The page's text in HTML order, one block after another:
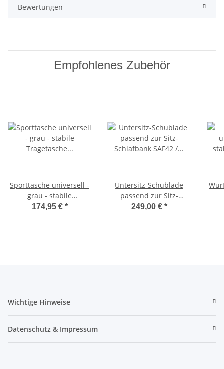
Bewertungen
Empfohlenes Zubehör
Sporttasche universell -
grau - stabile
Tragetasche für
174,95 € *
Untersitz-Schublade
passend zur Sitz-
Schlafbank SAF42 /
249,00 € *
Wichtige Hinweise
Datenschutz & Impressum